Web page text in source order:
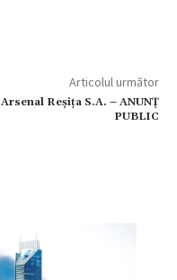
Articolul următor
Arsenal Reșița S.A. – ANUNŢ
PUBLIC